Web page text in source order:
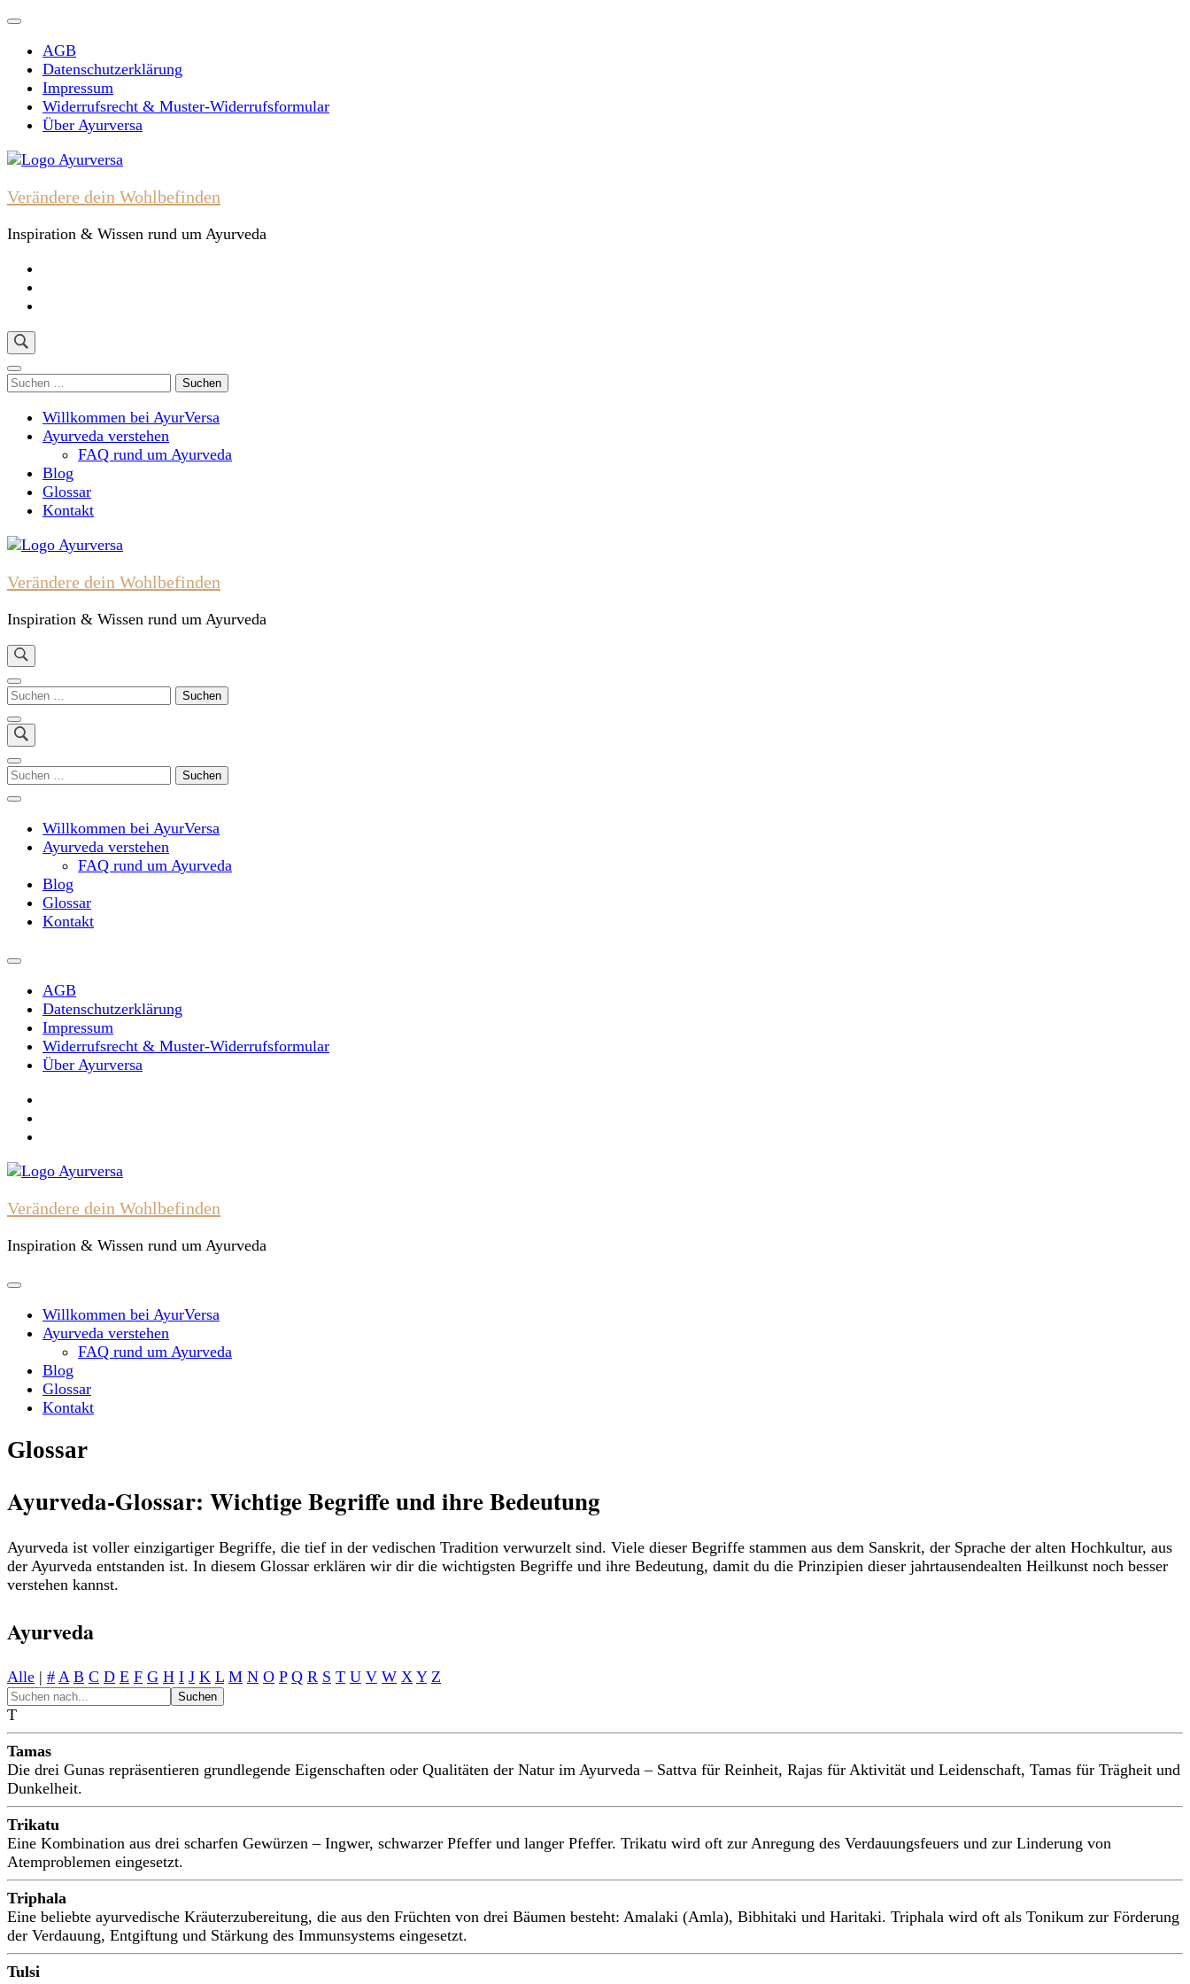
Skip
content
(Press
Enter)
AGB
Datenschutzerklärung
Impressum
Widerrufsrecht & Muster-Widerrufsformular
Über Ayurversa
Verändere dein Wohlbefinden
Inspiration & Wissen rund um Ayurveda
Suchen
Willkommen bei AyurVersa
Ayurveda verstehen
FAQ rund um Ayurveda
Blog
Glossar
Kontakt
Verändere dein Wohlbefinden
Inspiration & Wissen rund um Ayurveda
Suchen
nach:
Suchen
Willkommen bei AyurVersa
Ayurveda verstehen
FAQ rund um Ayurveda
Blog
Glossar
Kontakt
AGB
Datenschutzerklärung
Impressum
Widerrufsrecht & Muster-Widerrufsformular
Über Ayurversa
Verändere dein Wohlbefinden
Inspiration & Wissen rund um Ayurveda
Willkommen bei AyurVersa
Ayurveda verstehen
FAQ rund um Ayurveda
Blog
Glossar
Kontakt
Glossar
Ayurveda-Glossar: Wichtige Begriffe und ihre Bedeutung
Ayurveda ist voller einzigartiger Begriffe, die tief in der vedischen Tradition verwurzelt sind. Viele dieser Begriffe stammen aus dem Sanskrit, der Sprache der alten Hochkultur, aus
der Ayurveda entstanden ist. In diesem Glossar erklären wir dir die wichtigsten Begriffe und ihre Bedeutung, damit du die Prinzipien dieser jahrtausendealten Heilkunst noch besser
verstehen kannst.
Ayurveda
Alle | # A B C D E F G H I J K L M N O P Q R S T U V W X Y Z
T
Tamas
Die drei Gunas repräsentieren grundlegende Eigenschaften oder Qualitäten der Natur im Ayurveda – Sattva für Reinheit, Rajas für Aktivität und Leidenschaft, Tamas für Trägheit und
Dunkelheit.
Trikatu
Eine Kombination aus drei scharfen Gewürzen – Ingwer, schwarzer Pfeffer und langer Pfeffer. Trikatu wird oft zur Anregung des Verdauungsfeuers und zur Linderung von
Atemproblemen eingesetzt.
Triphala
Eine beliebte ayurvedische Kräuterzubereitung, die aus den Früchten von drei Bäumen besteht: Amalaki (Amla), Bibhitaki und Haritaki. Triphala wird oft als Tonikum zur Förderung
der Verdauung, Entgiftung und Stärkung des Immunsystems eingesetzt.
Tulsi